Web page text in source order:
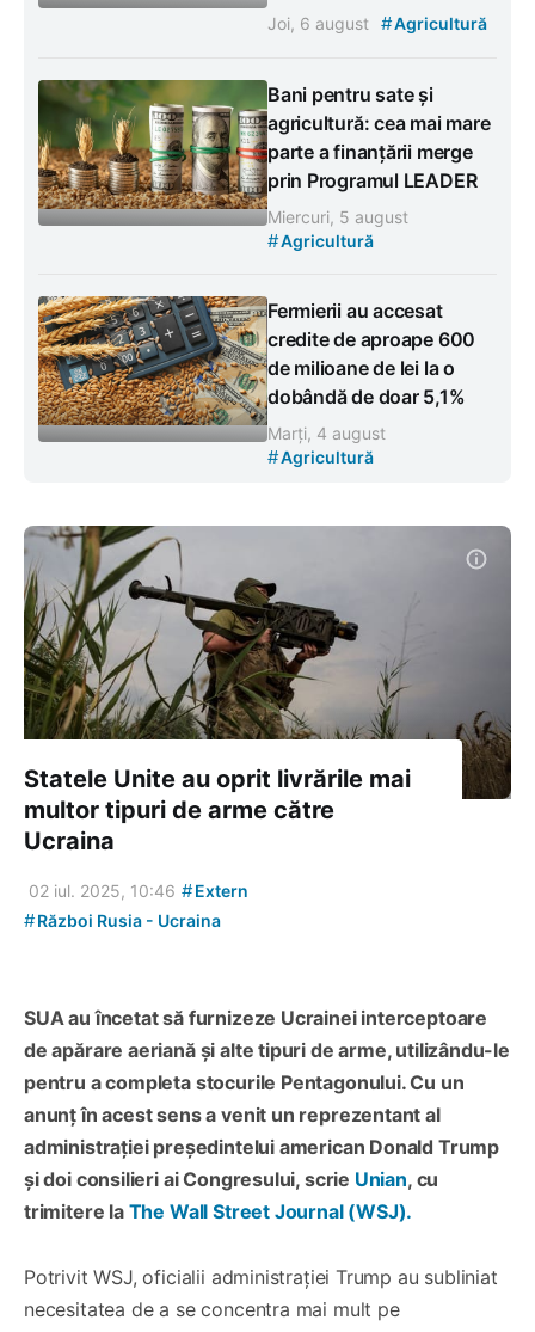
Joi, 6 august #Agricultură
Bani pentru sate și
agricultură: cea mai mare
parte a finanțării merge
prin Programul LEADER
Miercuri, 5 august
#Agricultură
Fermierii au accesat
credite de aproape 600
de milioane de lei la o
dobândă de doar 5,1%
Marți, 4 august
#Agricultură
Statele Unite au oprit livrările mai
multor tipuri de arme către
Ucraina
02 iul. 2025, 10:46 #Extern
#Război Rusia - Ucraina
SUA au încetat să furnizeze Ucrainei interceptoare
de apărare aeriană și alte tipuri de arme, utilizându-le
pentru a completa stocurile Pentagonului. Cu un
anunț în acest sens a venit un reprezentant al
administrației președintelui american Donald Trump
și doi consilieri ai Congresului, scrie Unian, cu
trimitere la The Wall Street Journal (WSJ).
Potrivit WSJ, oficialii administrației Trump au subliniat
necesitatea de a se concentra mai mult pe